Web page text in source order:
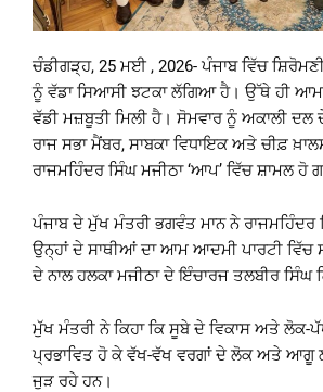
ਚੰਡੀਗੜ੍ਹ, 25 ਮਈ , 2026- ਪੰਜਾਬ ਵਿੱਚ
ਨੂੰ ਵੱਡਾ ਸਿਆਸੀ ਝਟਕਾ ਲੱਗਿਆ ਹੈ। ਉੱਥੇ ਹੀ
ਵੱਡੀ ਮਜ਼ਬੂਤੀ ਮਿਲੀ ਹੈ। ਸੋਮਵਾਰ ਨੂੰ ਅਕਾਲੀ ਦਲ
ਰਾਜ ਸਭਾ ਮੈਂਬਰ, ਸਾਬਕਾ ਵਿਧਾਇਕ ਅਤੇ ਚੀਫ਼
ਰਾਜਮਹਿੰਦਰ ਸਿੰਘ ਮਜੀਠਾ ‘ਆਪ’ ਵਿੱਚ ਸ਼ਾਮਲ ਹੋ
ਪੰਜਾਬ ਦੇ ਮੁੱਖ ਮੰਤਰੀ ਭਗਵੰਤ ਮਾਨ ਨੇ ਰਾਜਮਹਿੰਦਰ
ਉਨ੍ਹਾਂ ਦੇ ਸਾਥੀਆਂ ਦਾ ਆਮ ਆਦਮੀ ਪਾਰਟੀ ਵਿੱਚ
ਦੇ ਨਾਲ ਹਲਕਾ ਮਜੀਠਾ ਦੇ ਇੰਚਾਰਜ ਤਲਬੀਰ ਸਿੰਘ
ਮੁੱਖ ਮੰਤਰੀ ਨੇ ਕਿਹਾ ਕਿ ਸੂਬੇ ਦੇ ਵਿਕਾਸ ਅਤੇ ਲੋਕ-
ਪ੍ਰਭਾਵਿਤ ਹੋ ਕੇ ਵੱਖ-ਵੱਖ ਵਰਗਾਂ ਦੇ ਲੋਕ ਅਤੇ ਆਗੂ
ਜੁੜ ਰਹੇ ਹਨ।